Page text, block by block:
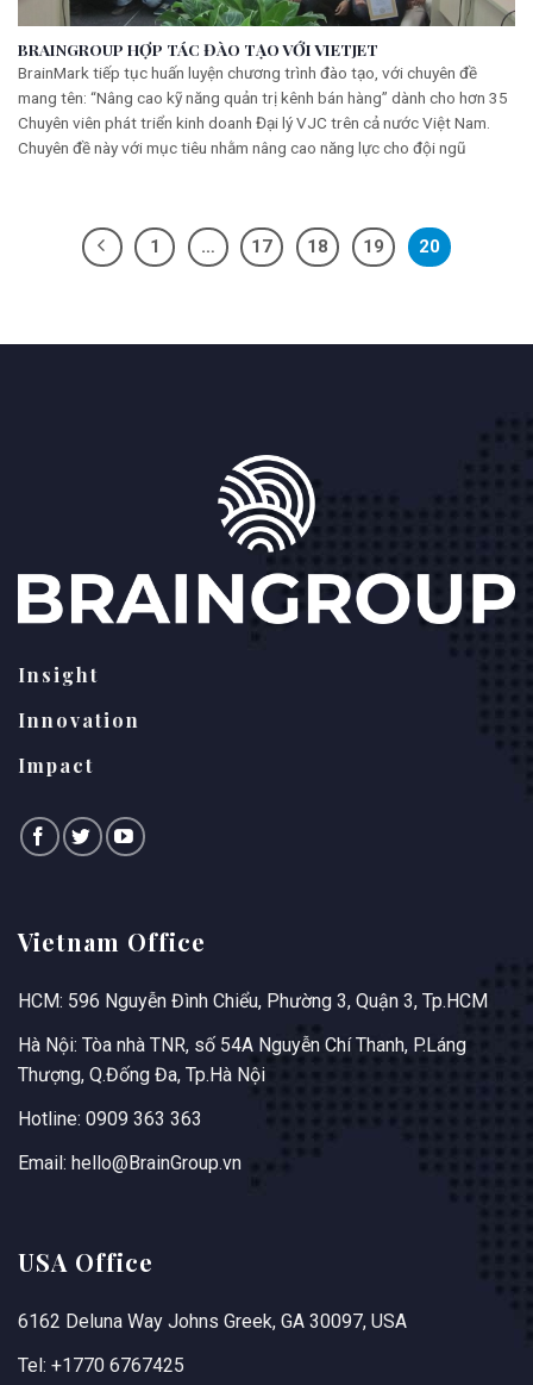
BRAINGROUP HỢP TÁC ĐÀO TẠO VỚI VIETJET
BrainMark tiếp tục huấn luyện chương trình đào tạo, với chuyên đề
mang tên: “Nâng cao kỹ năng quản trị kênh bán hàng” dành cho hơn 35
Chuyên viên phát triển kinh doanh Đại lý VJC trên cả nước Việt Nam.
Chuyên đề này với mục tiêu nhằm nâng cao năng lực cho đội ngũ
1 … 17 18 19 20
Insight
Innovation
Impact
Vietnam Office
HCM: 596 Nguyễn Đình Chiểu, Phường 3, Quận 3, Tp.HCM
Hà Nội: Tòa nhà TNR, số 54A Nguyễn Chí Thanh, P.Láng
Thượng, Q.Đống Đa, Tp.Hà Nội
Hotline: 0909 363 363
Email: hello@BrainGroup.vn
USA Office
6162 Deluna Way Johns Greek, GA 30097, USA
Tel: +1770 6767425